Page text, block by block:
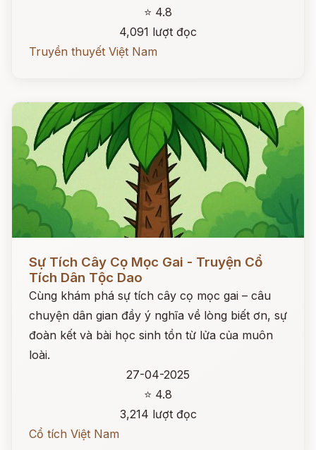
⭐ 4.8
4,091 lượt đọc
Truyền thuyết Việt Nam
Sự Tích Cây Cọ Mọc Gai - Truyện Cổ
Tích Dân Tộc Dao
Cùng khám phá sự tích cây cọ mọc gai – câu
chuyện dân gian đầy ý nghĩa về lòng biết ơn, sự
đoàn kết và bài học sinh tồn từ lửa của muôn
loài.
27-04-2025
⭐ 4.8
3,214 lượt đọc
Cổ tích Việt Nam